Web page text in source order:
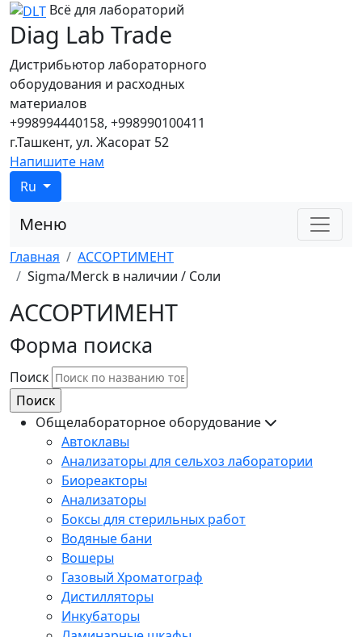
Всё для лабораторий
Diag Lab Trade
Дистрибьютор лабораторного
оборудования и расходных
материалов
+998994440158, +998990100411
г.Ташкент, ул. Жасорат 52
Напишите нам
Ru
Меню
Главная
АССОРТИМЕНТ
Sigma/Merck в наличии / Соли
АССОРТИМЕНТ
Форма поиска
Поиск
Общелабораторное оборудование
Автоклавы
Анализаторы для сельхоз лаборатории
Биореакторы
Анализаторы
Боксы для стерильных работ
Водяные бани
Вошеры
Газовый Хроматограф
Дистилляторы
Инкубаторы